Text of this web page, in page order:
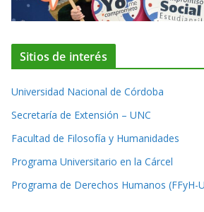
Sitios de interés
Universidad Nacional de Córdoba
Secretaría de Extensión – UNC
Facultad de Filosofía y Humanidades
Programa Universitario en la Cárcel
Programa de Derechos Humanos (FFyH-